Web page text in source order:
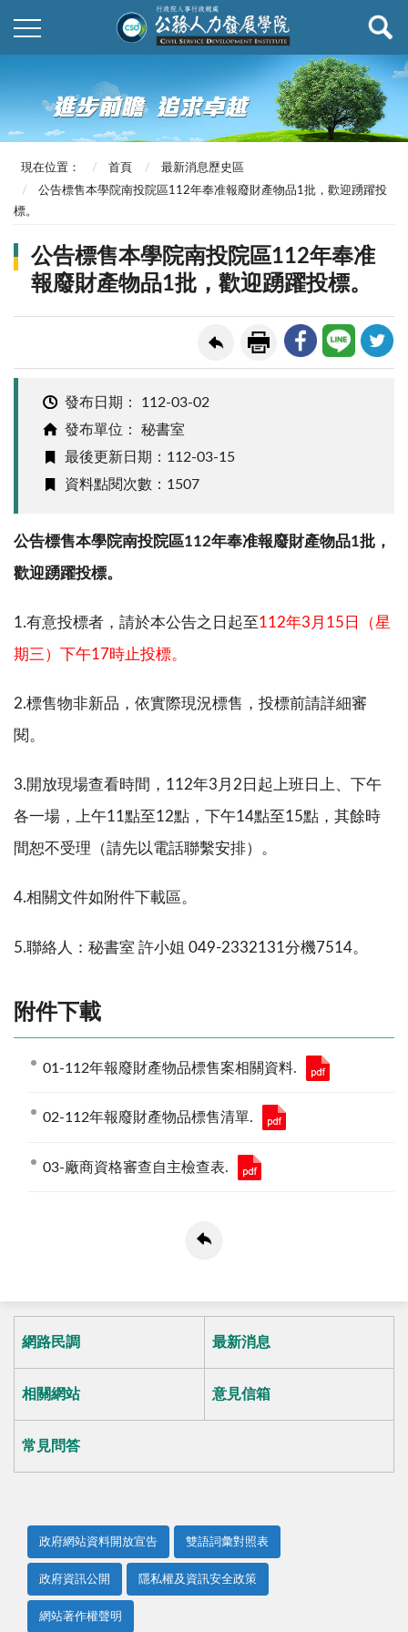
現在位置： 首頁
最新消息歷史區
公告標售本學院南投院區112年奉准報廢財產物品1批，歡迎踴躍投
標。
公告標售本學院南投院區112年奉准
報廢財產物品1批，歡迎踴躍投標。
發布日期： 112-03-02
發布單位： 秘書室
最後更新日期：112-03-15
資料點閱次數：1507
公告標售本學院南投院區112年奉准報廢財產物品1批，
歡迎踴躍投標。
1.有意投標者，請於本公告之日起至112年3 月 15 日 （星
期三）下午17時止投標。
2.標售物非新品，依實際現況標售，投標前請詳細審
閱。
3.開放現場查看時間， 112年3 月 2 日起上班日上、下午
各一場，上午11點至12點，下午14點至15點，其餘時
間恕不受理（請先以電話聯繫安排）。
4.相關文件如附件下載區。
5.聯絡人：秘書室 許小姐 049-2332131分機7514。
附件下載
01-112年報廢財產物品標售案相關資料.
02-112年報廢財產物品標售清單.
03-廠商資格審查自主檢查表.
網路民調 最新消息
相關網站 意見信箱
常見問答
政府網站資料開放宣告 雙語詞彙對照表
政府資訊公開 隱私權及資訊安全政策
網站著作權聲明